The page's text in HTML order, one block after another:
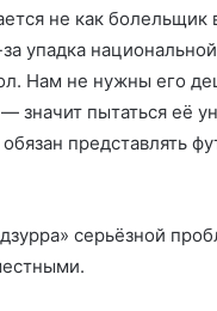
не как
упадка
Нам не нужны его
значит пытаться её
представлять
серьёзной